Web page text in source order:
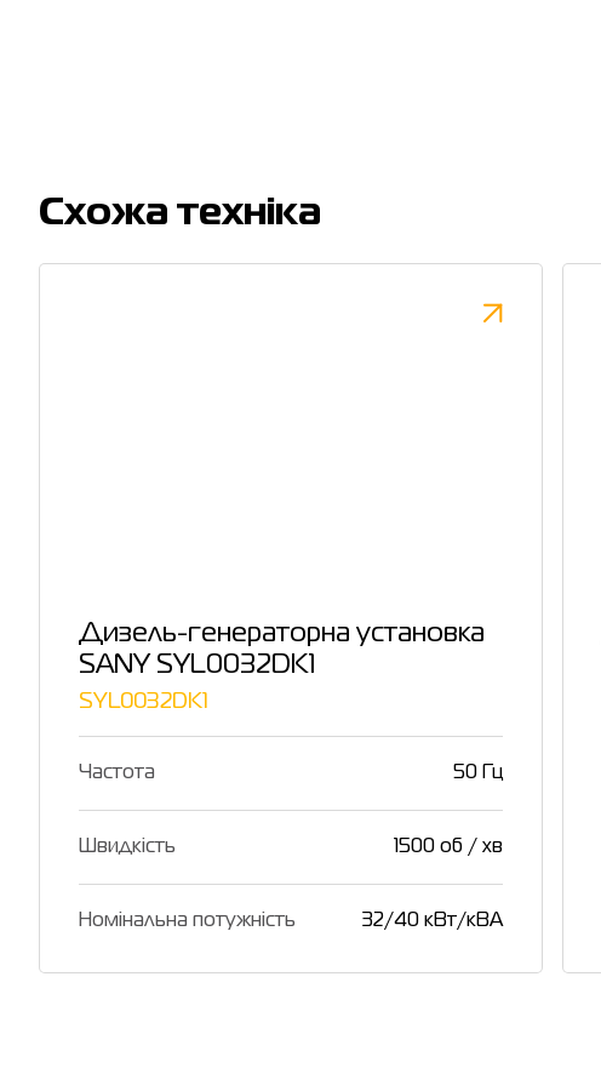
Cхожа техніка
Дизель-генераторна установка
SANY SYL0032DK1
SYL0032DK1
Частота 50 Гц
Швидкість 1500 об / хв
Номінальна потужність 32/40 кВт/кВА